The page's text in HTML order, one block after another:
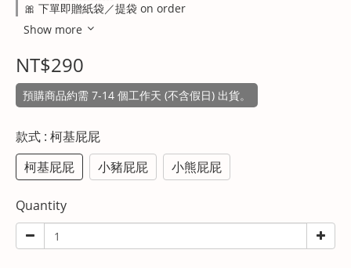
🎀 下單即贈紙袋／提袋 on order
Show more
NT$290
預購商品約需 7-14 個工作天 (不含假日) 出貨。
款式 : 柯基屁屁
柯基屁屁
小豬屁屁 小熊屁屁
Quantity